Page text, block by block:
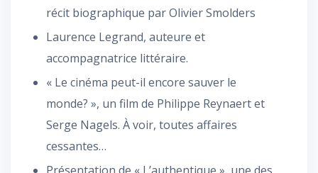
récit biographique par Olivier Smolders
Laurence Legrand, auteure et
accompagnatrice littéraire.
« Le cinéma peut-il encore sauver le
monde? », un film de Philippe Reynaert et
Serge Nagels. À voir, toutes affaires
cessantes…